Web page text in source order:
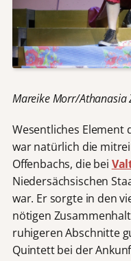
Mareike Morr/Athanasia
Wesentliches Element
war natürlich die
Offenbachs, die bei
Niedersächsischen
war. Er sorgte in den
nötigen
ruhigeren Abschnitte
Quintett bei der